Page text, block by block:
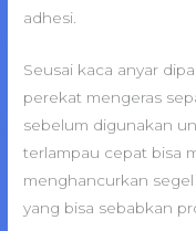
adhesi.
Seusai kaca anyar
perekat mengeras
sebelum digunakan
terlampau cepat bisa
menghancurkan
yang bisa sebabkan